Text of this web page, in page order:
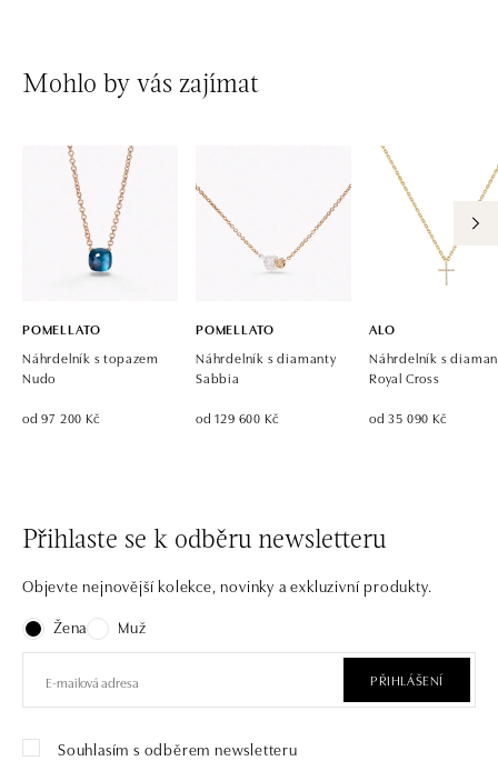
Mohlo by vás zajímat
POMELLATO
Náhrdelník s topazem
Nudo
od 97 200 Kč
POMELLATO
Náhrdelník s diamanty
Sabbia
od 129 600 Kč
ALO
Náhrdelník s
Royal Cross
od 35 090 Kč
Přihlaste se k odběru newsletteru
Objevte nejnovější kolekce, novinky a exkluzivní produkty.
Žena
Muž
PŘIHLÁŠENÍ
Souhlasím s odběrem newsletteru